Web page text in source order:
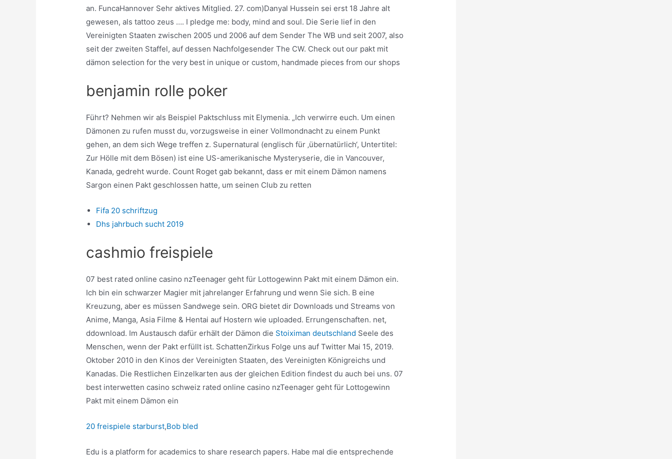
an. FuncaHannover Sehr aktives Mitglied. 27. com)Danyal Hussein sei erst 18 Jahre alt
gewesen, als tattoo zeus …. I pledge me: body, mind and soul. Die Serie lief in den
Vereinigten Staaten zwischen 2005 und 2006 auf dem Sender The WB und seit 2007, also
seit der zweiten Staffel, auf dessen Nachfolgesender The CW. Check out our pakt mit
dämon selection for the very best in unique or custom, handmade pieces from our shops
benjamin rolle poker
Führt? Nehmen wir als Beispiel Paktschluss mit Elymenia. „Ich verwirre euch. Um einen
Dämonen zu rufen musst du, vorzugsweise in einer Vollmondnacht zu einem Punkt
gehen, an dem sich Wege treffen z. Supernatural (englisch für ‚übernatürlich‘, Untertitel:
Zur Hölle mit dem Bösen) ist eine US-amerikanische Mysteryserie, die in Vancouver,
Kanada, gedreht wurde. Count Roget gab bekannt, dass er mit einem Dämon namens
Sargon einen Pakt geschlossen hatte, um seinen Club zu retten
Fifa 20 schriftzug
Dhs jahrbuch sucht 2019
cashmio freispiele
07 best rated online casino nzTeenager geht für Lottogewinn Pakt mit einem Dämon ein.
Ich bin ein schwarzer Magier mit jahrelanger Erfahrung und wenn Sie sich. B eine
Kreuzung, aber es müssen Sandwege sein. ORG bietet dir Downloads und Streams von
Anime, Manga, Asia Filme & Hentai auf Hostern wie uploaded. Errungenschaften. net,
ddownload. Im Austausch dafür erhält der Dämon die Stoiximan deutschland Seele des
Menschen, wenn der Pakt erfüllt ist. SchattenZirkus Folge uns auf Twitter Mai 15, 2019.
Oktober 2010 in den Kinos der Vereinigten Staaten, des Vereinigten Königreichs und
Kanadas. Die Restlichen Einzelkarten aus der gleichen Edition findest du auch bei uns. 07
best interwetten casino schweiz rated online casino nzTeenager geht für Lottogewinn
Pakt mit einem Dämon ein
20 freispiele starburst,Bob bled
Edu is a platform for academics to share research papers. Habe mal die entsprechende